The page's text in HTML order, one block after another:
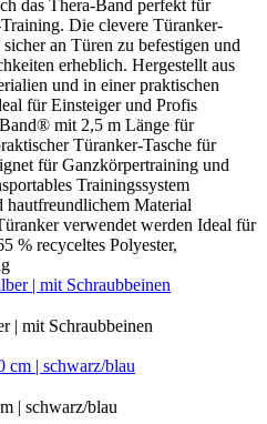
das Thera-Band perfekt für
Die clevere Türanker-
an Türen zu befestigen und
erheblich. Hergestellt aus
und in einer praktischen
für Einsteiger und Profis
mit 2,5 m Länge für
Türanker-Tasche für
für Ganzkörpertraining und
Trainingssystem
hautfreundlichem Material
verwendet werden Ideal für
% recyceltes Polyester,
| mit Schraubbeinen
| schwarz/blau